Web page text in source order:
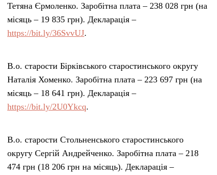
Тетяна Єрмоленко. Заробітна плата – 238 028 грн (на
місяць – 19 835 грн). Декларація –
https://bit.ly/36SvvUJ.
В.о. старости Бірківського старостинського округу
Наталія Хоменко. Заробітна плата – 223 697 грн (на
місяць – 18 641 грн). Декларація –
https://bit.ly/2U0Ykcq.
В.о. старости Стольненського старостинського
округу Сергій Андрейченко. Заробітна плата – 218
474 грн (18 206 грн на місяць). Декларація –